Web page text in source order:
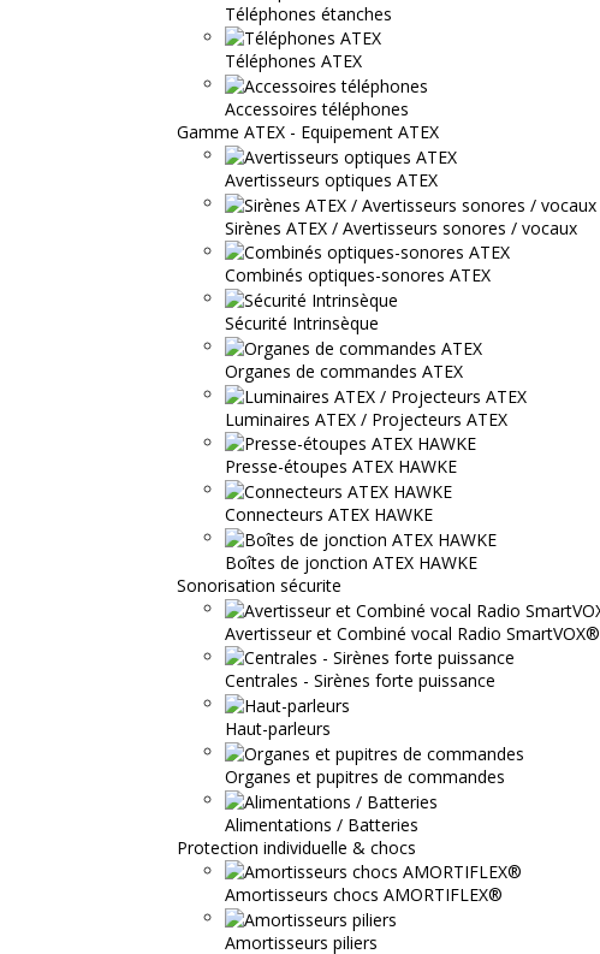
Téléphones étanches
Téléphones ATEX
Accessoires téléphones
Gamme ATEX - Equipement ATEX
Avertisseurs optiques ATEX
Sirènes ATEX / Avertisseurs sonores / vocaux
Combinés optiques-sonores ATEX
Sécurité Intrinsèque
Organes de commandes ATEX
Luminaires ATEX / Projecteurs ATEX
Presse-étoupes ATEX HAWKE
Connecteurs ATEX HAWKE
Boîtes de jonction ATEX HAWKE
Sonorisation sécurite
Avertisseur et Combiné vocal Radio SmartVOX®
Centrales - Sirènes forte puissance
Haut-parleurs
Organes et pupitres de commandes
Alimentations / Batteries
Protection individuelle & chocs
Amortisseurs chocs AMORTIFLEX®
Amortisseurs piliers